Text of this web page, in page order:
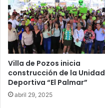
Villa de Pozos inicia
construcción de la Unidad
Deportiva “El Palmar”
abril 29, 2025